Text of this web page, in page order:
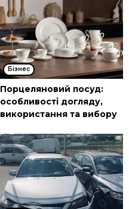
Бізнес
Порцеляновий посуд:
особливості догляду,
використання та вибору